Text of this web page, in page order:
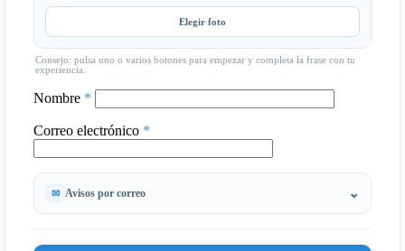
Elegir foto
Consejo: pulsa uno o varios botones para empezar y completa la frase con tu
experiencia.
Nombre *
Correo electrónico *
Avisos por correo